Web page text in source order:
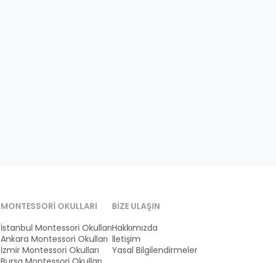
MONTESSORI OKULLARI
İstanbul Montessori Okulları
Ankara Montessori Okulları
İzmir Montessori Okulları
BIZE ULAŞIN
Hakkımızda
İletişim
Yasal Bilgilendirmeler